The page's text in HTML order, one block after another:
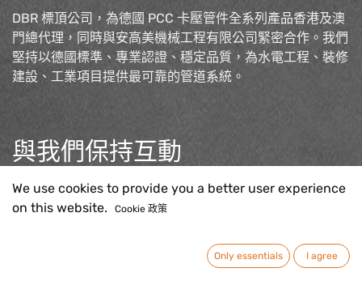
DBR 標頂公司，為德國 PCC 卡壓管件全系列產品香港及澳
門總代理，同時與安高美機械工程有限公司緊密合作。我們
堅持以德國標準、專業認證、穩定品質，為水電工程、裝修
建設、工業項目提供最可靠的管道系統。
與我們保持互動
聯絡我們
sales@pcc-press.com.h
We use cookies to provide you a better user experience
on this website.
Cookie 政策
Only essentials I agree